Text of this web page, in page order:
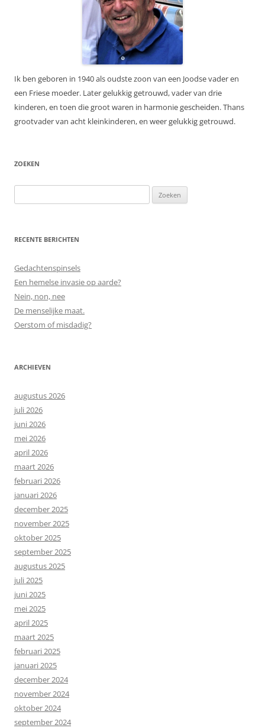
Ik ben geboren in 1940 als oudste zoon van een Joodse vader en
een Friese moeder. Later gelukkig getrouwd, vader van drie
kinderen, en toen die groot waren in harmonie gescheiden. Thans
grootvader van acht kleinkinderen, en weer gelukkig getrouwd.
ZOEKEN
naar:
RECENTE BERICHTEN
Gedachtenspinsels
Een hemelse invasie op aarde?
Nein, non, nee
De menselijke maat.
Oerstom of misdadig?
ARCHIEVEN
augustus 2026
juli 2026
juni 2026
mei 2026
april 2026
maart 2026
februari 2026
januari 2026
december 2025
november 2025
oktober 2025
september 2025
augustus 2025
juli 2025
juni 2025
mei 2025
april 2025
maart 2025
februari 2025
januari 2025
december 2024
november 2024
oktober 2024
september 2024